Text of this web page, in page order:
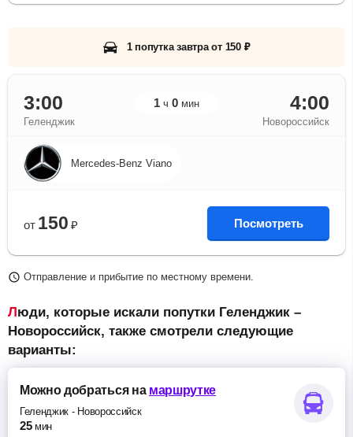
1 попутка завтра от 150 ₽
3:00 1 ч 0 мин 4:00
Геленджик Новороссийск
Mercedes-Benz Viano
от 150 ₽ Посмотреть
Отправление и прибытие по местному времени.
Люди, которые искали попутки Геленджик –
Новороссийск, также смотрели следующие
варианты:
Можно добратьсяна маршрутке
Геленджик - Новороссийск
25 мин